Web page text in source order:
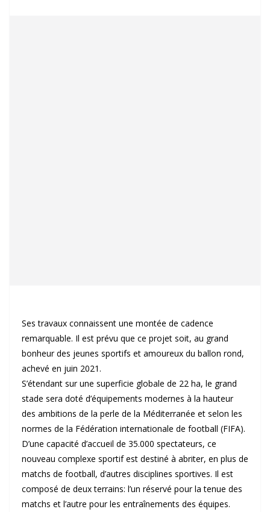
Ses travaux connaissent une montée de cadence
remarquable. Il est prévu que ce projet soit, au grand
bonheur des jeunes sportifs et amoureux du ballon rond,
achevé en juin 2021.
S’étendant sur une superficie globale de 22 ha, le grand
stade sera doté d’équipements modernes à la hauteur
des ambitions de la perle de la Méditerranée et selon les
normes de la Fédération internationale de football (FIFA).
D’une capacité d’accueil de 35.000 spectateurs, ce
nouveau complexe sportif est destiné à abriter, en plus de
matchs de football, d’autres disciplines sportives. Il est
composé de deux terrains: l’un réservé pour la tenue des
matchs et l’autre pour les entraînements des équipes.